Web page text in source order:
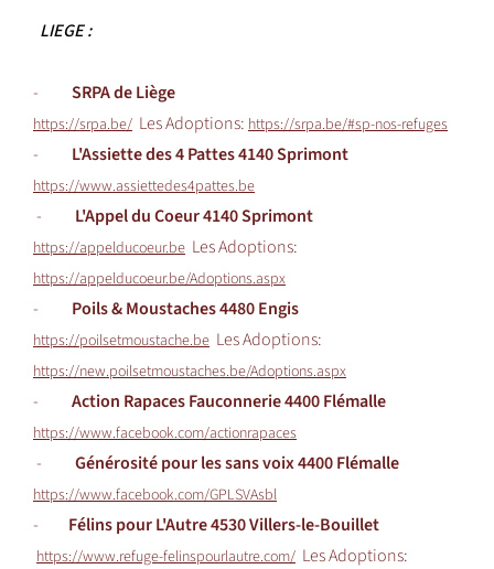
LIEGE :
- SRPA de Liège
https://srpa.be/ Les Adoptions: https://srpa.be/#sp-nos-refuges
- L'Assiette des 4 Pattes 4140 Sprimont
https://www.assiettedes4pattes.be
- L'Appel du Coeur 4140 Sprimont
https://appelducoeur.be Les Adoptions:
https://appelducoeur.be/Adoptions.aspx
- Poils & Moustaches 4480 Engis
https://poilsetmoustache.be Les Adoptions:
https://new.poilsetmoustaches.be/Adoptions.aspx
- Action Rapaces Fauconnerie 4400 Flémalle
https://www.facebook.com/actionrapaces
- Générosité pour les sans voix 4400 Flémalle
https://www.facebook.com/GPLSVAsbl
- Félins pour L'Autre 4530 Villers-le-Bouillet
https://www.refuge-felinspourlautre.com/ Les Adoptions: